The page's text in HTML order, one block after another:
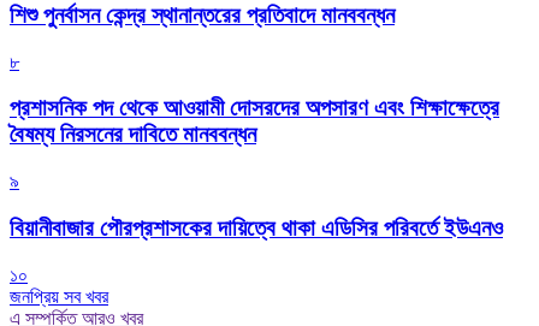
শিশু পুনর্বাসন কেন্দ্র স্থানান্তরের প্রতিবাদে মানববন্ধন
৮
প্রশাসনিক পদ থেকে আওয়ামী দোসরদের অপসারণ এবং শিক্ষাক্ষেত্রে
বৈষম্য নিরসনের দাবিতে মানববন্ধন
৯
বিয়ানীবাজার পৌরপ্রশাসকের দায়িত্বে থাকা এডিসির পরিবর্তে ইউএনও
১০
জনপ্রিয় সব খবর
এ সম্পর্কিত আরও খবর